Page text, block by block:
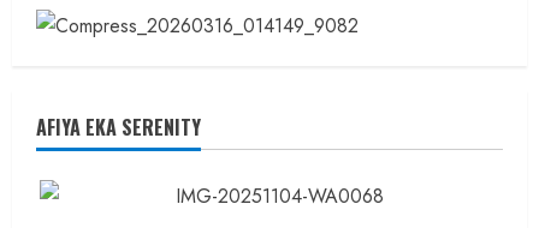
AFIYA EKA SERENITY